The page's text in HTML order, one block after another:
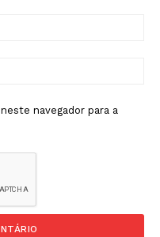
navegador para a